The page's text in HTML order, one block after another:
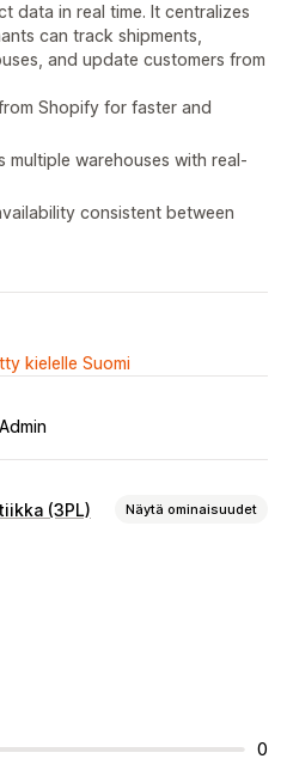
data in real time. It centralizes
can track shipments,
and update customers from
Shopify for faster and
multiple warehouses with real-
consistent between
kielelle Suomi
(3PL) Näytä ominaisuudet
0